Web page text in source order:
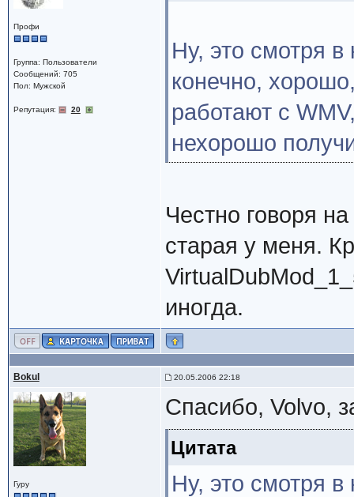
Профи
Группа: Пользователи
Сообщений: 705
Пол: Мужской
Репутация: 20
Ну, это смотря
конечно,
работают с
нехорошо
Честно говоря
старая у меня.
иногда.
Bokul 20.05.2006 22:18
Гуру
Спасибо, Volvo,
Цитата
Ну, это смотря